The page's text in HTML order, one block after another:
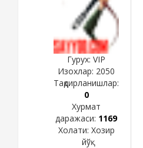
Гурух: VIP
Изохлар: 2050
Тақдирланишлар:
0
Хурмат
даражаси: 1169
Холати: Хозир
йўқ